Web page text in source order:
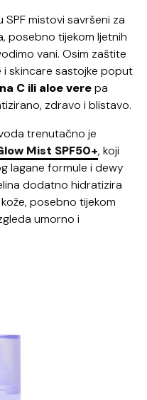
mistovi savršeni za
posebno tijekom ljetnih
vani. Osim zaštite
i skincare sastojke poput
C ili aloe verepa
zdravo i blistavo.
trenutačno je
Mist SPF50+, koji
lagane formule i dewy
dodatno hidratizira
posebno tijekom
umorno i